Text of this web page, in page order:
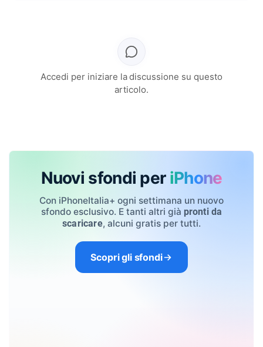
Accedi per iniziare la discussione su questo
articolo.
Nuovi sfondi per iPhone
Con iPhoneItalia+ ogni settimana un nuovo
sfondo esclusivo. E tanti altri già pronti da
scaricare, alcuni gratis per tutti.
Scopri gli sfondi